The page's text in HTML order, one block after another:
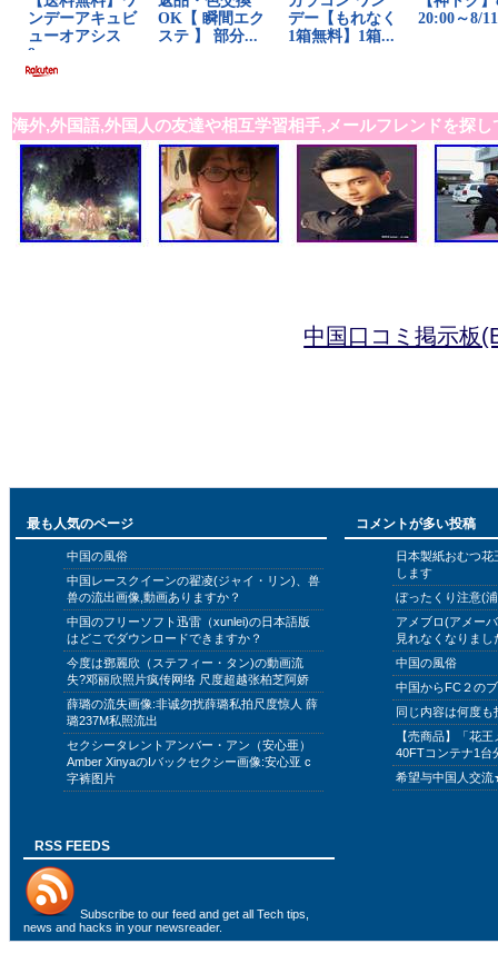
海外,外国語,外国人の友達や相互学習相手,メールフレンドを探し
中国口コミ掲示板
最も人気のページ
中国の風俗
中国レースクイーンの翟凌(ジャイ・リン)、兽
兽の流出画像,動画ありますか？
中国のフリーソフト迅雷（xunlei)の日本語版
はどこでダウンロードできますか？
今度は鄧麗欣（ステフィー・タン)の動画流
失?邓丽欣照片疯传网络 尺度超越张柏芝阿娇
薛璐の流失画像:非诚勿扰薛璐私拍尺度惊人 薛
璐237M私照流出
セクシータレントアンバー・アン（安心亜）
Amber XinyaのIバックセクシー画像:安心亚 c
字裤图片
コメントが多い投稿
日本製紙おむつ
します
ぼったくり注意(
アメブロ(アメー
見れなくなりまし
中国の風俗
中国からFC２の
同じ内容は何度
【売商品】「花
40FTコンテナ1台
希望与中国人交
RSS FEEDS
Subscribe to our feed and get all Tech tips,
news and hacks in your newsreader.